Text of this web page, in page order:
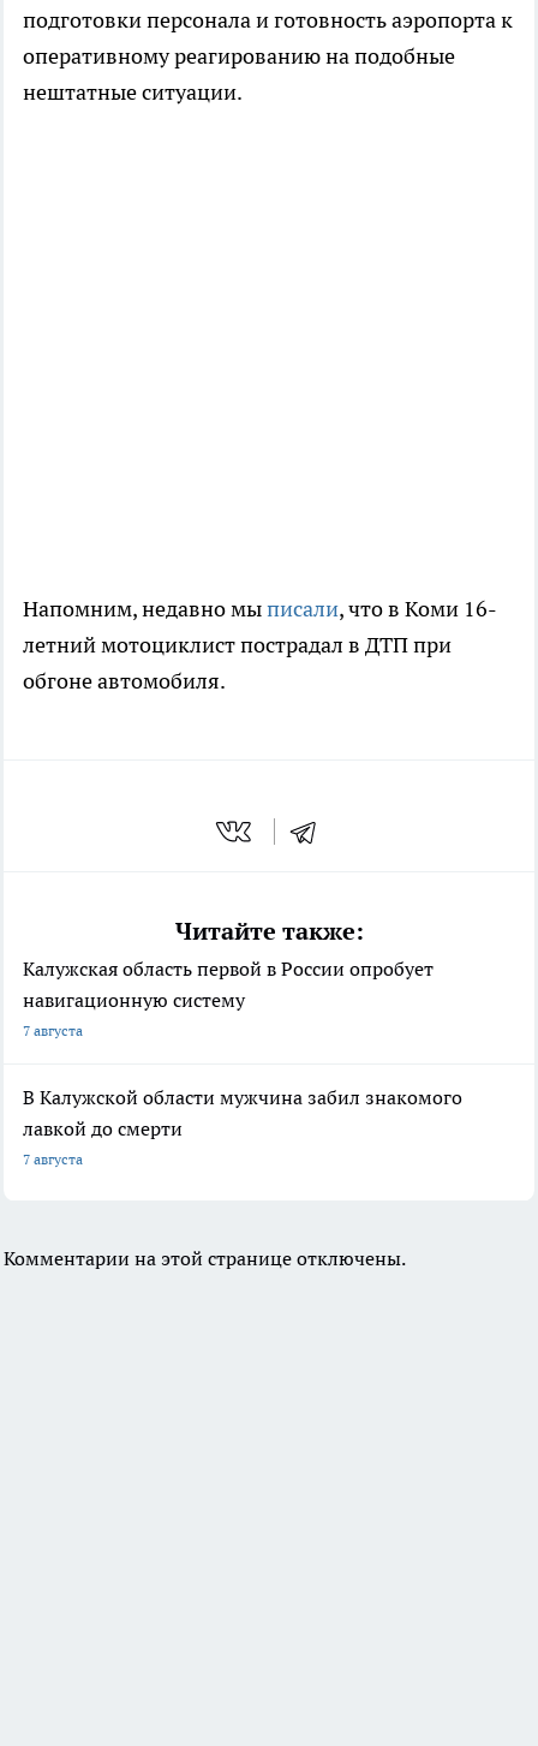
подготовки персонала и готовность аэропорта к
оперативному реагированию на подобные
нештатные ситуации.
Напомним, недавно мыписали, что в Коми 16-
летний мотоциклист пострадал в ДТП при
обгоне автомобиля.
Читайте также:
Калужская область первой в России опробует
навигационную систему
7 августа
В Калужской области мужчина забил знакомого
лавкой до смерти
7 августа
Комментарии на этой странице отключены.